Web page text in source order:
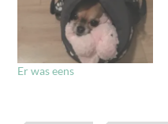
Er was eens